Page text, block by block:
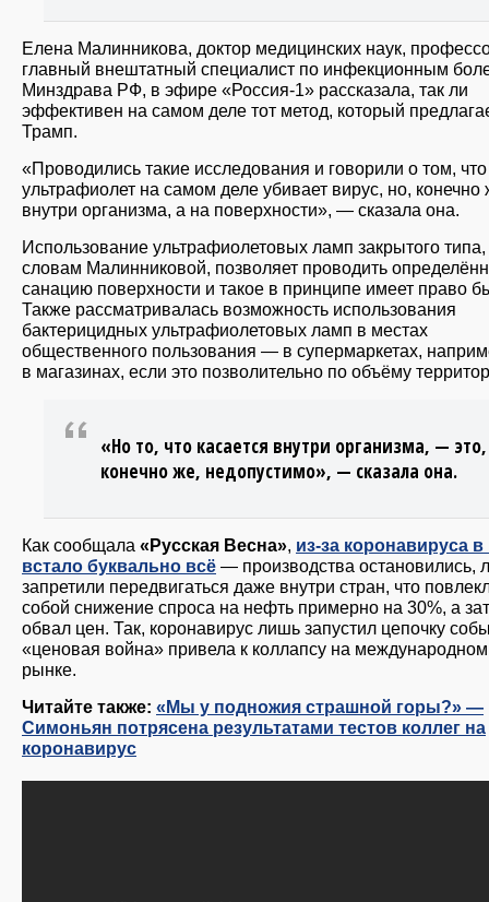
Елена Малинникова, доктор медицинских наук,
главный внештатный специалист по инфекционным
Минздрава РФ, в эфире «Россия-1» рассказала, так ли
эффективен на самом деле тот метод, который
Трамп.
«Проводились такие исследования и говорили о том, что
ультрафиолет на самом деле убивает вирус, но, конечно
внутри организма, а на поверхности», — сказала она.
Использование ультрафиолетовых ламп закрытого
словам Малинниковой, позволяет проводить
санацию поверхности и такое в принципе имеет право
Также рассматривалась возможность использования
бактерицидных ультрафиолетовых ламп в местах
общественного пользования — в супермаркетах,
в магазинах, если это позволительно по объёму
«Но то, что касается внутри организма, — это,
конечно же, недопустимо», — сказала она.
Как сообщала «Русская Весна», из-за коронавируса
встало буквально всё — производства остановились,
запретили передвигаться даже внутри стран, что
собой снижение спроса на нефть примерно на 30%, а
обвал цен. Так, коронавирус лишь запустил цепочку
«ценовая война» привела к коллапсу на международном
рынке.
Читайте также: «Мы у подножия страшной горы?» —
Симоньян потрясена результатами тестов коллег на
коронавирус